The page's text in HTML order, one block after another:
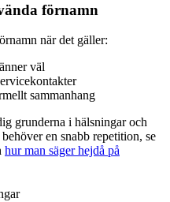
förnamn
när det gäller:
väl
sammanhang
grunderna i hälsningar och
en snabb repetition, se
hur man säger hejdå på